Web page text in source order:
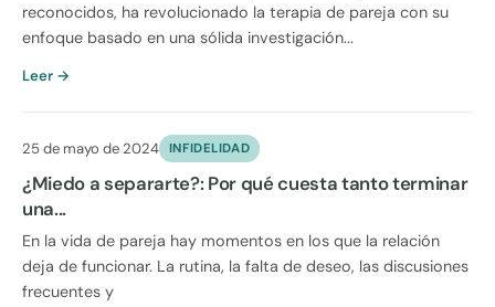
reconocidos, ha revolucionado la terapia de pareja con su
enfoque basado en una sólida investigación...
Leer →
25 de mayo de 2024 INFIDELIDAD
¿Miedo a separarte?: Por qué cuesta tanto terminar
una...
En la vida de pareja hay momentos en los que la relación
deja de funcionar. La rutina, la falta de deseo, las discusiones
frecuentes y